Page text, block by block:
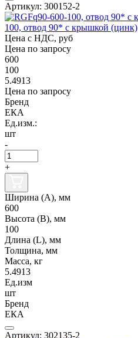
Артикул: 300152-2
100, отвод 90* с крышкой (цинк)
Цена с НДС, руб
Цена по запросу
600
100
5.4913
Цена по запросу
Бренд
ЕКА
Ед.изм.:
шт
-
+
Ширина (А), мм
600
Высота (В), мм
100
Длина (L), мм
Толщина, мм
Масса, кг
5.4913
Ед.изм
шт
Бренд
ЕКА
Артикул: 302135-2